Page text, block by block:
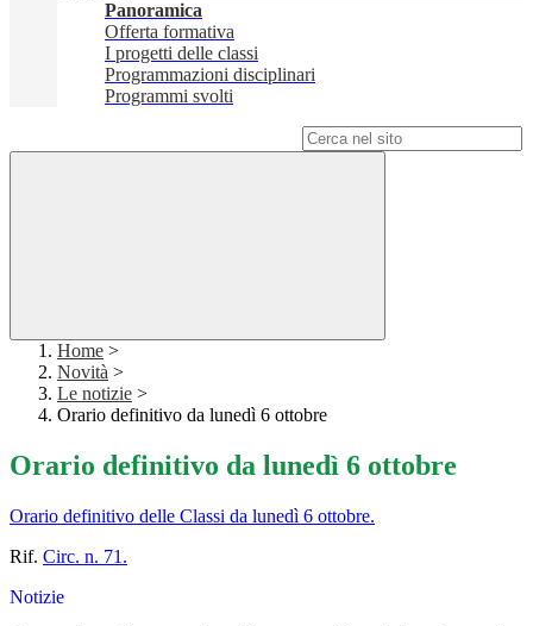
Panoramica
Offerta formativa
I progetti delle classi
Programmazioni disciplinari
Programmi svolti
Home >
Novità >
Le notizie >
Orario definitivo da lunedì 6 ottobre
Orario definitivo da lunedì 6 ottobre
Orario definitivo delle Classi da lunedì 6 ottobre.
Rif. Circ. n. 71.
Notizie